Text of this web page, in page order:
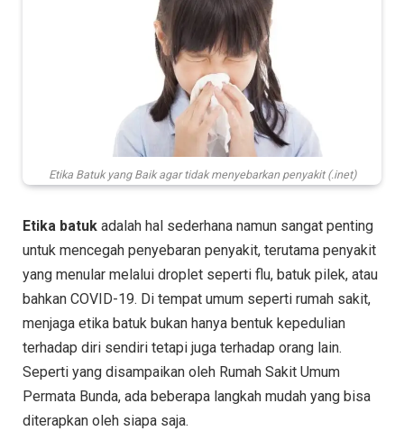
Etika Batuk yang Baik agar tidak menyebarkan penyakit (.inet)
Etika batuk adalah hal sederhana namun sangat penting
untuk mencegah penyebaran penyakit, terutama penyakit
yang menular melalui droplet seperti flu, batuk pilek, atau
bahkan COVID-19. Di tempat umum seperti rumah sakit,
menjaga etika batuk bukan hanya bentuk kepedulian
terhadap diri sendiri tetapi juga terhadap orang lain.
Seperti yang disampaikan oleh Rumah Sakit Umum
Permata Bunda, ada beberapa langkah mudah yang bisa
diterapkan oleh siapa saja.